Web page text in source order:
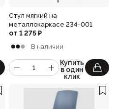
Стул мягкий на
металлокаркасе 234-001
от 1 275₽
В наличии
Купить
в один
клик